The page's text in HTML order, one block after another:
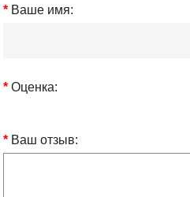
Ваше имя:
Оценка:
Ваш отзыв: